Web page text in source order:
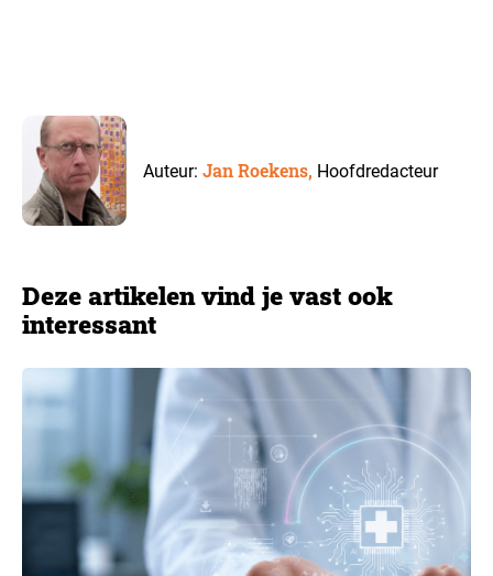
Auteur:Jan Roekens, Hoofdredacteur
Deze artikelen vind je vast ook
interessant